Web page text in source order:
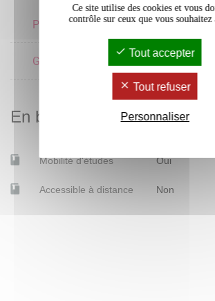
Pratique de la langue
Grammaire
En bref
Mobilité d'études Oui
Accessible à distance Non
Ce site utilise des cookies et vous
contrôle sur ceux que vous souhaitez
Tout accepter
Tout refuser
Personnaliser